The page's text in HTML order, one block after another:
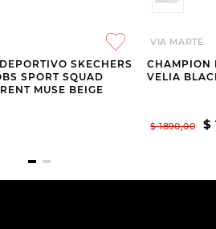
SKECHERS
SPORT SQUAD
MUSE BEIGE
VIA MARTE
CHAMPION
VELIA
$ 1890,00 $